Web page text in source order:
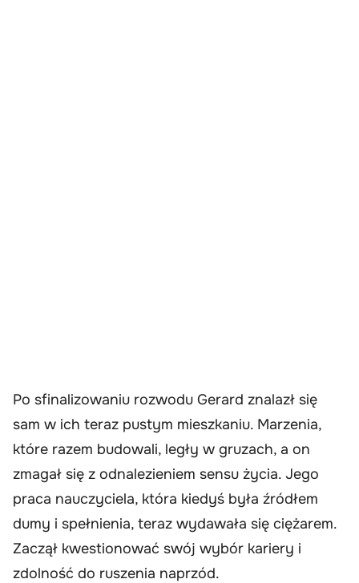
Po sfinalizowaniu rozwodu Gerard znalazł się
sam w ich teraz pustym mieszkaniu. Marzenia,
które razem budowali, legły w gruzach, a on
zmagał się z odnalezieniem sensu życia. Jego
praca nauczyciela, która kiedyś była źródłem
dumy i spełnienia, teraz wydawała się ciężarem.
Zaczął kwestionować swój wybór kariery i
zdolność do ruszenia naprzód.